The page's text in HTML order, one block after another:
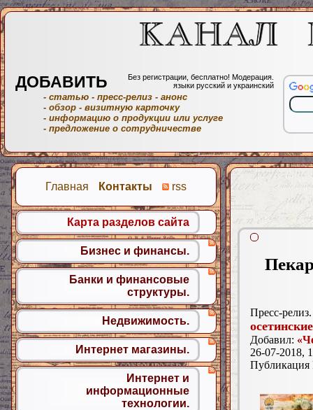
Пресс-релиз.
осетинские
Добавил:
26-07-2018,
Главная Контакты rss
Карта разделов сайта
Бизнес и финансы.
Банки и финансовые
структуры.
Недвижимость.
Интернет магазины.
Интернет и
информационные
технологии.
ДОБАВИТЬ
Без регистрации, бесплатно! Модерация.
языки русский и украинский
- статью - пресс-релиз - анонс
- обзор - визитную карточку
- информацию о продукции или услуге
- предложение о сотрудничестве